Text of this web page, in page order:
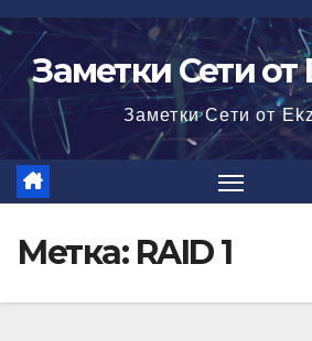
Перейти
содержимому
Заметки Сети
Заметки Сети от
Метка: RAID 1